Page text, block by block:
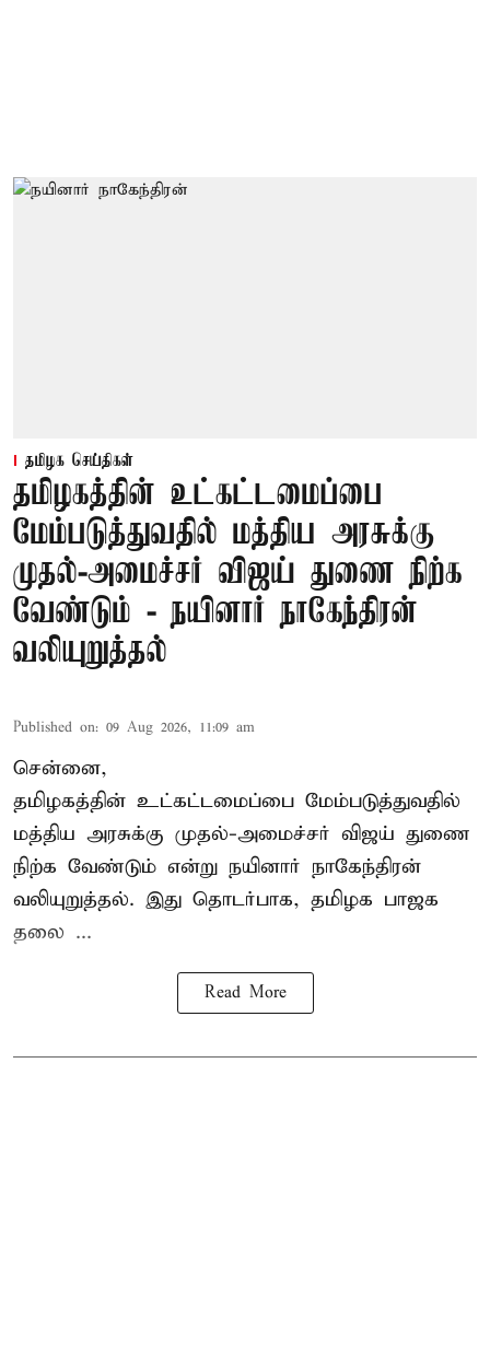
தமிழக செய்திகள்
தமிழகத்தின் உட்கட்டமைப்பை
மேம்படுத்துவதில் மத்திய அரசுக்கு
முதல்-அமைச்சர் விஜய் துணை நிற்க
வேண்டும் - நயினார் நாகேந்திரன்
வலியுறுத்தல்
Published on: 09 Aug 2026, 11:09 am
சென்னை,
தமிழகத்தின் உட்கட்டமைப்பை மேம்படுத்துவதில்
மத்திய அரசுக்கு முதல்-அமைச்சர் விஜய் துணை
நிற்க வேண்டும் என்று நயினார் நாகேந்திரன்
வலியுறுத்தல். இது தொடர்பாக, தமிழக பாஜக
தலை ...
Read More